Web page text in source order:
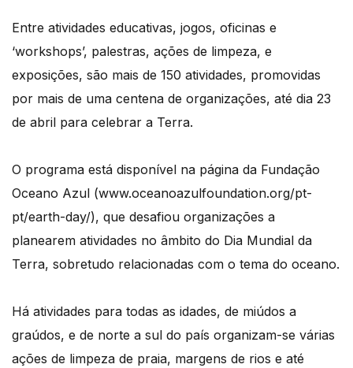
Entre atividades educativas, jogos, oficinas e
‘workshops’, palestras, ações de limpeza, e
exposições, são mais de 150 atividades, promovidas
por mais de uma centena de organizações, até dia 23
de abril para celebrar a Terra.
O programa está disponível na página da Fundação
Oceano Azul (www.oceanoazulfoundation.org/pt-
pt/earth-day/), que desafiou organizações a
planearem atividades no âmbito do Dia Mundial da
Terra, sobretudo relacionadas com o tema do oceano.
Há atividades para todas as idades, de miúdos a
graúdos, e de norte a sul do país organizam-se várias
ações de limpeza de praia, margens de rios e até